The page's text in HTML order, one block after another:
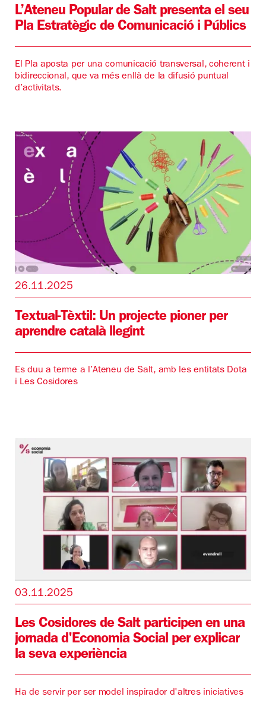
L’Ateneu Popular de Salt presenta el seu
Pla Estratègic de Comunicació i Públics
El Pla aposta per una comunicació transversal, coherent i
bidireccional, que va més enllà de la difusió puntual
d’activitats.
26.11.2025
Textual-Tèxtil: Un projecte pioner per
aprendre català llegint
Es duu a terme a l’Ateneu de Salt, amb les entitats Dota
i Les Cosidores
03.11.2025
Les Cosidores de Salt participen en una
jornada d'Economia Social per explicar
la seva experiència
Ha de servir per ser model inspirador d'altres iniciatives